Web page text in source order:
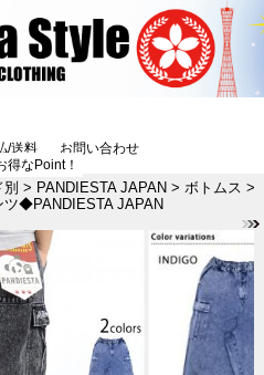
/送料
お問い合わせ
得なPoint！
別 > PANDIESTA JAPAN > ボトムス >
ツ◆PANDIESTA JAPAN